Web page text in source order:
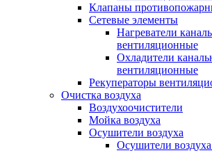
Клапаны
Сетевые элементы
Нагреватели
вентиляционные
Охладители
вентиляционные
Рекуператоры
Очистка воздуха
Воздухоочистители
Мойка воздуха
Осушители воздуха
Осушители воздуха